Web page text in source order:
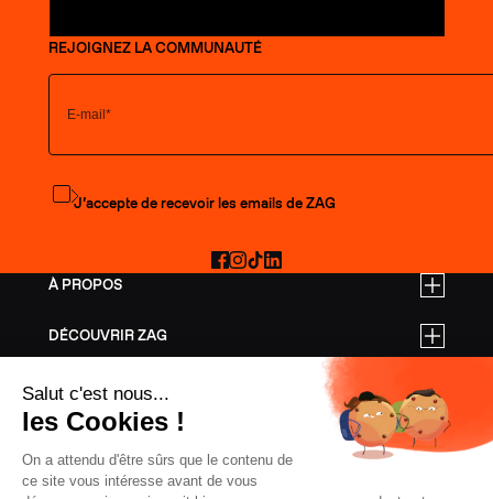
À PROPOS
DÉCOUVRIR ZAG
TARIFS PRO
SKIS FREERIDE
REJOIGNEZ LA COMMUNAUTÉ
S'abonner à la newsletter
J’accepte de recevoir les emails de ZAG
Facebook
Instagram
TikTokLinkedIn